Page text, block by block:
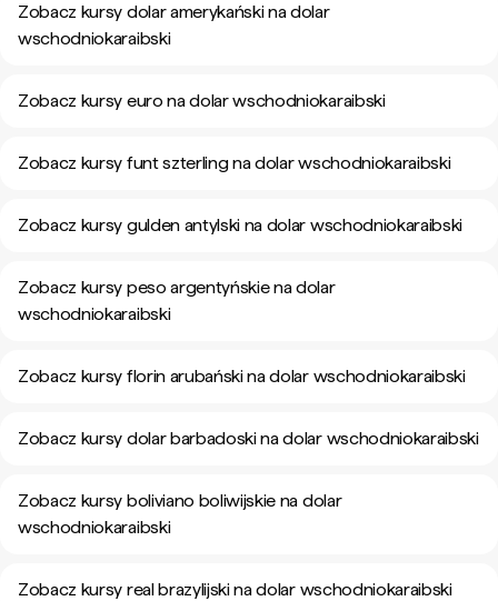
Zobacz kursy dolar amerykański na dolar
wschodniokaraibski
Zobacz kursy euro na dolar wschodniokaraibski
Zobacz kursy funt szterling na dolar wschodniokaraibski
Zobacz kursy gulden antylski na dolar wschodniokaraibski
Zobacz kursy peso argentyńskie na dolar
wschodniokaraibski
Zobacz kursy florin arubański na dolar wschodniokaraibski
Zobacz kursy dolar barbadoski na dolar wschodniokaraibski
Zobacz kursy boliviano boliwijskie na dolar
wschodniokaraibski
Zobacz kursy real brazylijski na dolar wschodniokaraibski